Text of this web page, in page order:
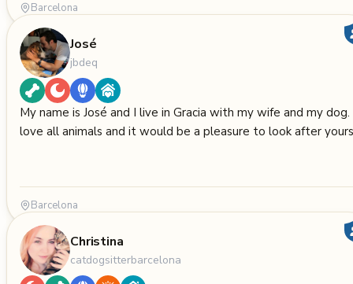
Barcelona
José
jbdeq
My name is José and I live in Gracia with my wife and my dog.
love all animals and it would be a pleasure to look after
Barcelona
Christina
catdogsitterbarcelona